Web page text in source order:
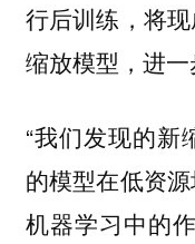
行后训练，将
缩放模型，进一
“我们发现的新
的模型在低资
机器学习中的